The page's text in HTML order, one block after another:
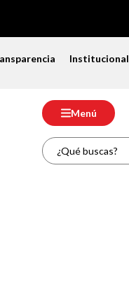
Institucional
Menú